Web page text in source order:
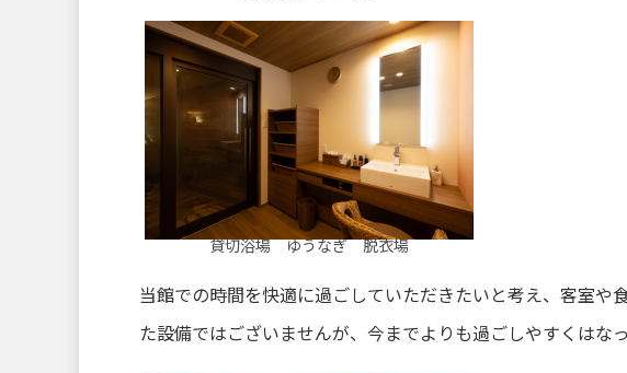
貸切浴場 ゆうなぎ 脱衣場
当館での時間を快適に過ごしていただきたいと考え、客室や
た設備ではございませんが、今までよりも過ごしやすくはな